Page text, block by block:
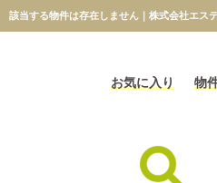
該当する物件は存在しません｜株式会社エス
お気に入り 物